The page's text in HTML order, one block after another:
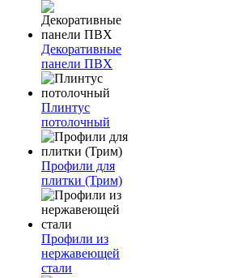
Декоративные
панели ПВХ
Плинтус
потолочный
Профили для
плитки (Трим)
Профили из
нержавеющей
стали